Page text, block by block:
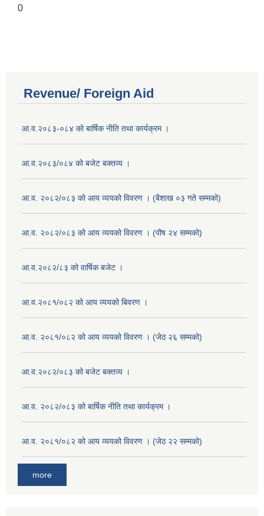
0
Revenue/ Foreign Aid
आ.व.२०८३-०८४ को बार्षिक नीति तथा कार्यक्रम ।
आ.व.२०८३/०८४ को बजेट बक्तव्य ।
आ.व. २०८२/०८३ को आय व्ययको विवरण । (बैशाख ०३ गते सम्मको)
आ.व. २०८२/०८३ को आय व्ययको विवरण । (पौष २४ सम्मको)
आ.व.२०८२/८३ को वार्षिक बजेट ।
आ.व.२०८१/०८२ को आय व्ययको बिवरण ।
आ.व. २०८१/०८२ को आय व्ययको विवरण । (जेठ २६ सम्मको)
आ.व.२०८२/०८३ को बजेट बक्तव्य ।
आ.व. २०८२/०८३ को बार्षिक नीति तथा कार्यक्रम ।
आ.व. २०८१/०८२ को आय व्ययको विवरण । (जेठ २२ सम्मको)
more